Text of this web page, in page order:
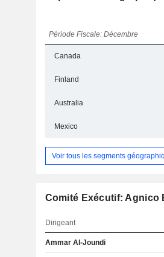
Période Fiscale: Décembre
Canada
Finland
Australia
Mexico
Voir tous les segments
Comité Exécutif: Agnico
Dirigeant
Ammar Al-Joundi